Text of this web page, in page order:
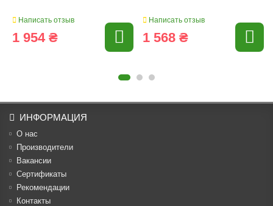
Написать отзыв
1 954 ₴
Написать отзыв
1 568 ₴
ИНФОРМАЦИЯ
О нас
Производители
Вакансии
Cертификаты
Рекомендации
Контакты